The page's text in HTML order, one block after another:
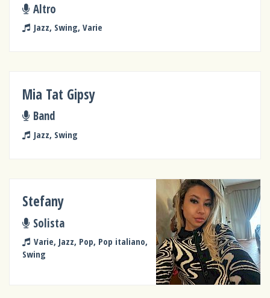
Altro
Jazz, Swing, Varie
Mia Tat Gipsy
Band
Jazz, Swing
Stefany
Solista
Varie, Jazz, Pop, Pop italiano,
Swing